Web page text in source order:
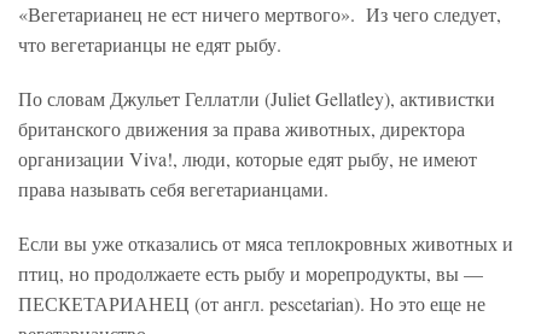
«Вегетарианец не ест ничего мертвого». Из чего следует,
что вегетарианцы не едят рыбу.
По словам Джульет Геллатли (Juliet Gellatley), активистки
британского движения за права животных, директора
организации Viva!, люди, которые едят рыбу, не имеют
права называть себя вегетарианцами.
Если вы уже отказались от мяса теплокровных животных и
птиц, но продолжаете есть рыбу и морепродукты, вы —
ПЕСКЕТАРИАНЕЦ (от англ. pescetarian). Но это еще не